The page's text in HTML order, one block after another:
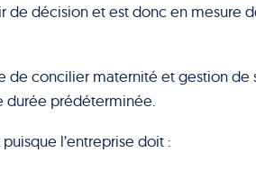
de décision et est donc en mesure
de concilier maternité et gestion
durée prédéterminée.
l’entreprise doit :